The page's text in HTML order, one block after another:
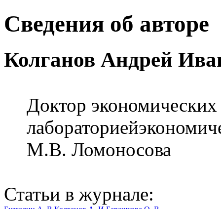
Сведения об авторе
Колганов Андрей
Доктор экономических
М.В. Ломоносова
Статьи в журнале: